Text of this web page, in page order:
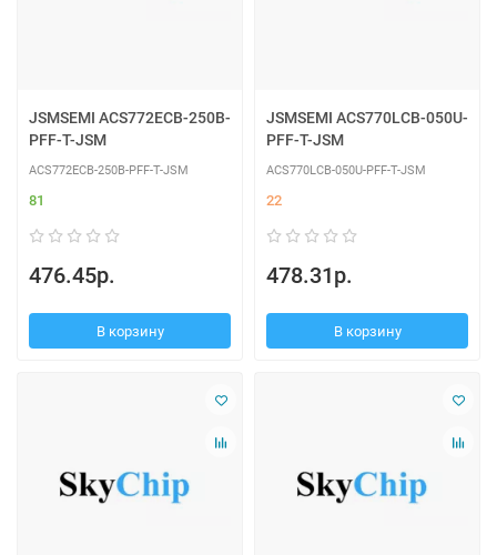
JSMSEMI ACS772ECB-250B-
PFF-T-JSM
ACS772ECB-250B-PFF-T-JSM
81
476.45р.
В корзину
JSMSEMI ACS770LCB-050U-
PFF-T-JSM
ACS770LCB-050U-PFF-T-JSM
22
478.31р.
В корзину